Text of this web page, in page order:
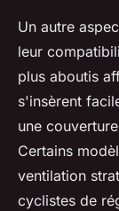
Un autre
leur
plus aboutis
s'insèrent
une
Certains
ventilation
cyclistes de